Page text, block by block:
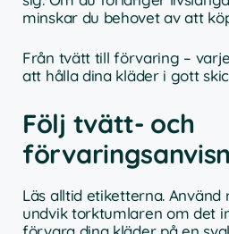
minskar du behovet av att
Från tvätt till förvaring –
att hålla dina kläder i gott
Följ tvätt- och
Läs alltid etiketterna.
undvik torktumlaren om det